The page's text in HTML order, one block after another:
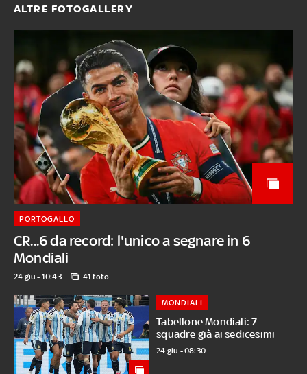
ALTRE FOTOGALLERY
CR...6 da record: l'unico a segnare in 6
Mondiali
PORTOGALLO
24 giu - 10:43 41 foto
Tabellone Mondiali: 7
squadre già ai sedicesimi
MONDIALI
24 giu - 08:30